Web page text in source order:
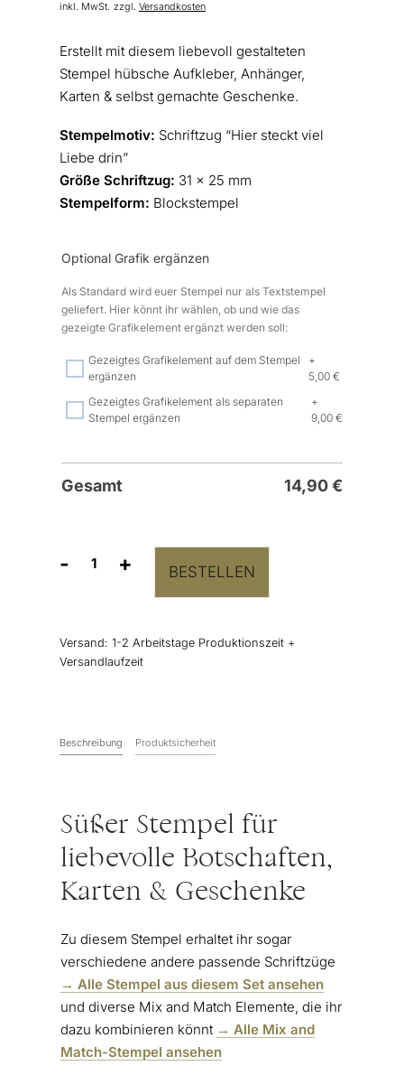
inkl. MwSt. zzgl. Versandkosten
Erstellt mit diesem liebevoll gestalteten
Stempel hübsche Aufkleber, Anhänger,
Karten & selbst gemachte Geschenke.
Stempelmotiv: Schriftzug “Hier steckt viel
Liebe drin”
Größe Schriftzug: 31 x 25 mm
Stempelform: Blockstempel
Optional Grafik ergänzen
Als Standard wird euer Stempel nur als Textstempel
geliefert. Hier könnt ihr wählen, ob und wie das
gezeigte Grafikelement ergänzt werden soll:
Gezeigtes Grafikelement auf dem Stempel
ergänzen
+
5,00 €
Gezeigtes Grafikelement als separaten
Stempel ergänzen
+
9,00 €
Gesamt 14,90€
-
Stempel
Liebe
drin"
+ BESTELLEN
Versand: 1-2 Arbeitstage Produktionszeit +
Versandlaufzeit
Beschreibung Produktsicherheit
Süßer Stempel für
liebevolle Botschaften,
Karten & Geschenke
Zu diesem Stempel erhaltet ihr sogar
verschiedene andere passende Schriftzüge
→ Alle Stempel aus diesem Set ansehen
und diverse Mix and Match Elemente, die ihr
dazu kombinieren könnt → Alle Mix and
Match-Stempel ansehen